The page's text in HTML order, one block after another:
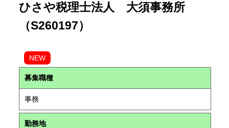
ひさや税理士法人 大須事務所
（S260197）
NEW
募集職種
事務
勤務地